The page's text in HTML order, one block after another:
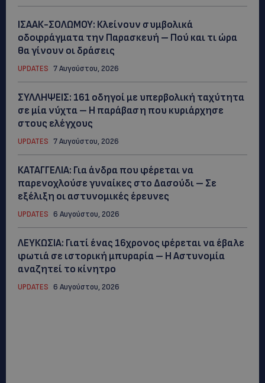
ΙΣΑΑΚ-ΣΟΛΩΜΟΥ: Κλείνουν συμβολικά
οδοφράγματα την Παρασκευή – Πού και τι ώρα
θα γίνουν οι δράσεις
UPDATES 7 Αυγούστου, 2026
ΣΥΛΛΗΨΕΙΣ: 161 οδηγοί με υπερβολική ταχύτητα
σε μία νύχτα – Η παράβαση που κυριάρχησε
στους ελέγχους
UPDATES 7 Αυγούστου, 2026
ΚΑΤΑΓΓΕΛΙΑ: Για άνδρα που φέρεται να
παρενοχλούσε γυναίκες στο Δασούδι – Σε
εξέλιξη οι αστυνομικές έρευνες
UPDATES 6 Αυγούστου, 2026
ΛΕΥΚΩΣΙΑ: Γιατί ένας 16χρονος φέρεται να έβαλε
φωτιά σε ιστορική μπυραρία – Η Αστυνομία
αναζητεί το κίνητρο
UPDATES 6 Αυγούστου, 2026